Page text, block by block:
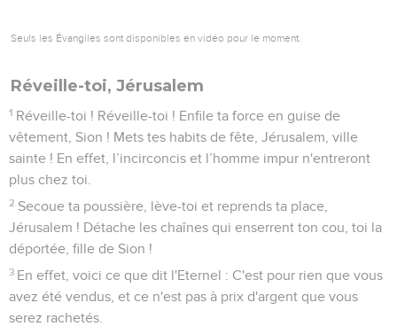
Seuls les Évangiles sont disponibles en vidéo pour le moment.
Réveille-toi, Jérusalem
1 Réveille-toi ! Réveille-toi ! Enfile ta force en guise de
vêtement, Sion ! Mets tes habits de fête, Jérusalem, ville
sainte ! En effet, l’incirconcis et l’homme impur n'entreront
plus chez toi.
2 Secoue ta poussière, lève-toi et reprends ta place,
Jérusalem ! Détache les chaînes qui enserrent ton cou, toi la
déportée, fille de Sion !
3 En effet, voici ce que dit l'Eternel : C'est pour rien que vous
avez été vendus, et ce n'est pas à prix d'argent que vous
serez rachetés.